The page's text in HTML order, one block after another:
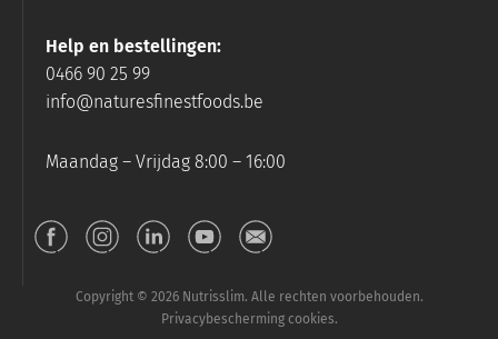
Help en bestellingen:
0466 90 25 99
info@naturesfinestfoods.be
Maandag – Vrijdag 8:00 – 16:00
Copyright © 2026 Nutrisslim. Alle rechten voorbehouden.
Privacybescherming cookies.